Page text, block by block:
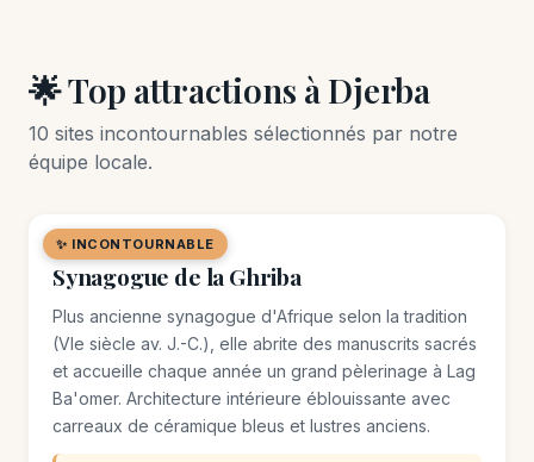
🌟 Top attractions à Djerba
10 sites incontournables sélectionnés par notre
équipe locale.
✨ INCONTOURNABLE
🏛️ MONUMENT
Synagogue de la Ghriba
Plus ancienne synagogue d'Afrique selon la tradition
(VIe siècle av. J.-C.), elle abrite des manuscrits sacrés
et accueille chaque année un grand pèlerinage à Lag
Ba'omer. Architecture intérieure éblouissante avec
carreaux de céramique bleus et lustres anciens.